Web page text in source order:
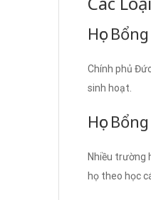
Học
Chính phủ
sinh hoạt.
Học
Nhiều trường
họ theo học